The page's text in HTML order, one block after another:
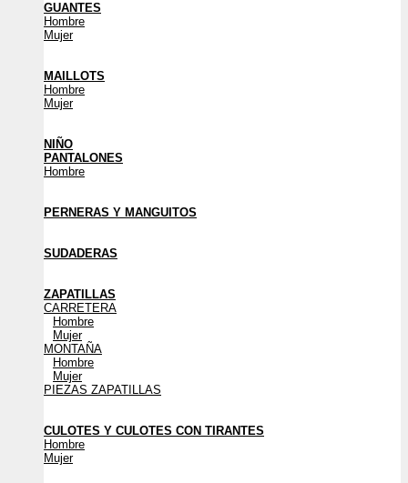
GUANTES
Hombre
Mujer
MAILLOTS
Hombre
Mujer
NIÑO
PANTALONES
Hombre
PERNERAS Y MANGUITOS
SUDADERAS
ZAPATILLAS
CARRETERA
Hombre
Mujer
MONTAÑA
Hombre
Mujer
PIEZAS ZAPATILLAS
CULOTES Y CULOTES CON TIRANTES
Hombre
Mujer